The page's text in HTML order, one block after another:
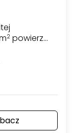
2 powierz…